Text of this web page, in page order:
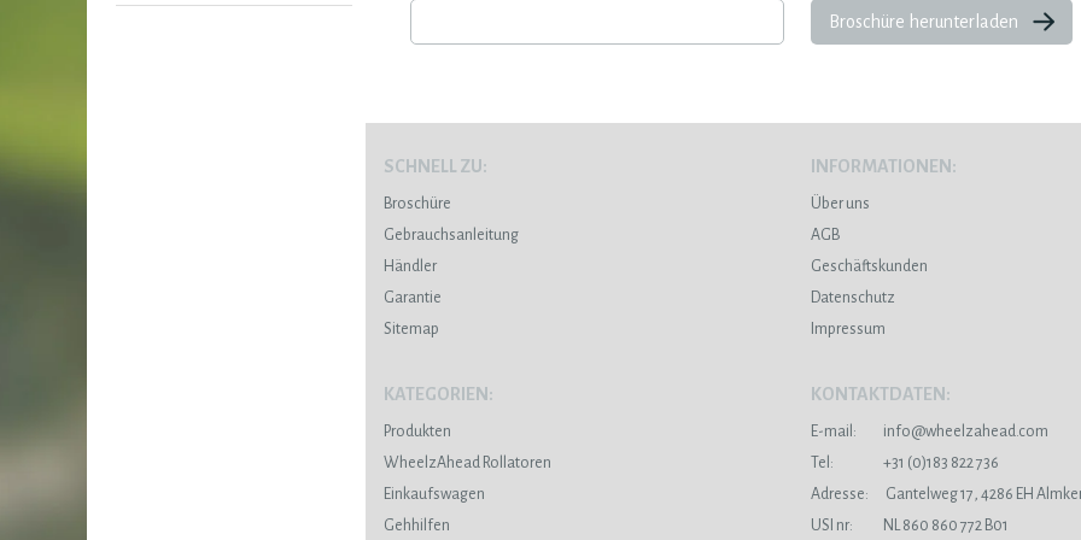
Broschüre herunterladen
SCHNELL ZU:
Broschüre
Gebrauchsanleitung
Händler
Garantie
Sitemap
INFORMATIONEN:
Über uns
AGB
Geschäftskunden
Datenschutz
Impressum
KATEGORIEN:
Produkten
WheelzAhead Rollatoren
Einkaufswagen
Gehhilfen
KONTAKTDATEN:
E-mail:
info@wheelzahead.com
Tel:
+31 (0)183 822 736
Adresse:
Gantelweg 17, 4286 EH
USI nr:
NL 860 860 772 B01